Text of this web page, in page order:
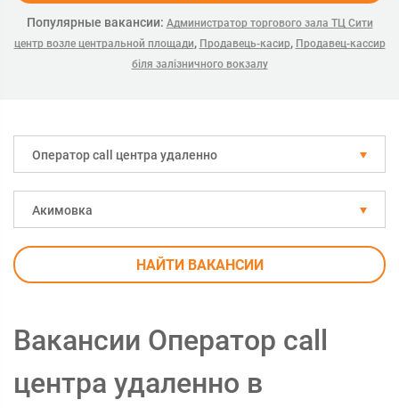
Популярные вакансии: Администратор торгового зала ТЦ Сити
центр возле центральной площади, Продавець-касир, Продавец-кассир
біля залізничного вокзалу
Оператор call центра удаленно
Акимовка
НАЙТИ ВАКАНСИИ
Вакансии Оператор call
центра удаленно в